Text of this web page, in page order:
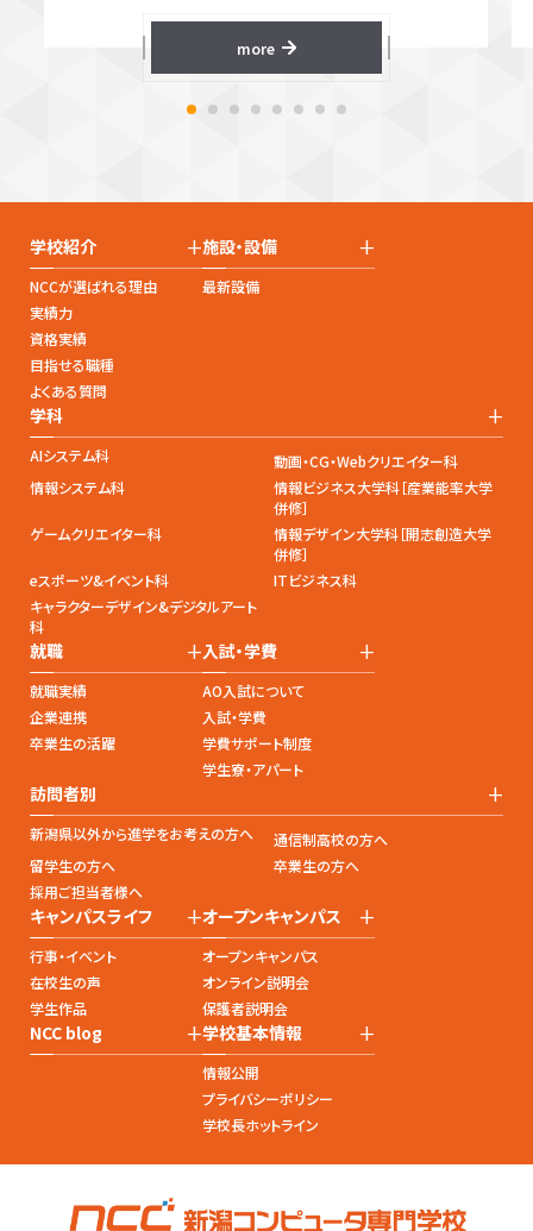
more
学校紹介 +
NCCが選ばれる理由
実績力
資格実績
目指せる職種
よくある質問
施設・設備 +
最新設備
学科 +
AIシステム科
動画・CG・Webクリエイター科
情報システム科
情報ビジネス大学科［産業能率大学
併修］
ゲームクリエイター科
情報デザイン大学科［開志創造大学
併修］
eスポーツ&イベント科
ITビジネス科
キャラクターデザイン&デジタルアート
科
就職 +
就職実績
企業連携
卒業生の活躍
入試・学費 +
AO入試について
入試・学費
学費サポート制度
学生寮・アパート
訪問者別 +
新潟県以外から進学をお考えの方へ
通信制高校の方へ
留学生の方へ
卒業生の方へ
採用ご担当者様へ
キャンパスライフ +
行事・イベント
在校生の声
学生作品
オープンキャンパス +
オープンキャンパス
オンライン説明会
保護者説明会
NCC blog +学校基本情報 +
情報公開
プライバシーポリシー
学校長ホットライン